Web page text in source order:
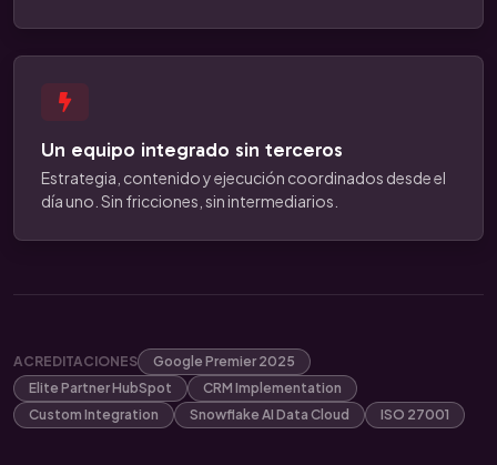
Un equipo integrado sin terceros
Estrategia, contenido y ejecución coordinados desde el
día uno. Sin fricciones, sin intermediarios.
ACREDITACIONES
Google Premier 2025
Elite Partner HubSpot
CRM Implementation
Custom Integration
Snowflake AI Data Cloud ISO 27001